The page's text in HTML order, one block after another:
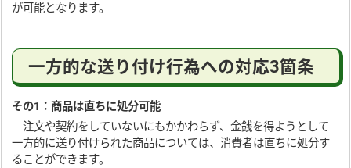
が可能となります。
一方的な送り付け行為への対応3箇条
その1：商品は直ちに処分可能
注文や契約をしていないにもかかわらず、金銭を得ようとして
一方的に送り付けられた商品については、消費者は直ちに処分す
ることができます。